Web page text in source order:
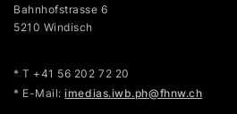
Bahnhofstrasse 6
5210 Windisch
* T +41 56 202 72 20
* E-Mail:imedias.iwb.ph@fhnw.ch